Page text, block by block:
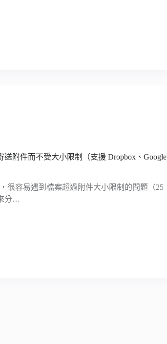
送附件而不受大小限制（支援 Dropbox、Google
很容易遇到檔案超過附件大小限制的問題（25
分…